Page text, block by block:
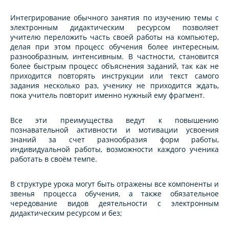
Интегрирование обычного занятия по изучению темы с
электронным дидактическим ресурсом позволяет
учителю переложить часть своей работы на компьютер,
делая при этом процесс обучения более интересным,
разнообразным, интенсивным. В частности, становится
более быстрым процесс объяснения заданий, так как не
приходится повторять инструкции или текст самого
задания несколько раз, ученику не приходится ждать,
пока учитель повторит именно нужный ему фрагмент.
Все эти преимущества ведут к повышению
познавательной активности и мотивации усвоения
знаний за счет разнообразия форм работы,
индивидуальной работы, возможности каждого ученика
работать в своём темпе.
В структуре урока могут быть отражены все компоненты и
звенья процесса обучения, а также обязательное
чередование видов деятельности с электронным
дидактическим ресурсом и без;